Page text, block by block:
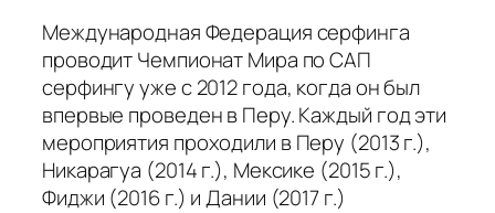
Международная Федерация серфинга
проводит Чемпионат Мира по САП
серфингу уже с 2012 года, когда он был
впервые проведен в Перу. Каждый год эти
мероприятия проходили в Перу (2013 г.),
Никарагуа (2014 г.), Мексике (2015 г.),
Фиджи (2016 г.) и Дании (2017 г.)